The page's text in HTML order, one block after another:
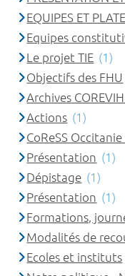
EQUIPES ET
Equipes
Le projet TIE (1)
Objectifs des FHU
Archives
Actions (1)
CoReSS
Présentation (1)
Dépistage (1)
Présentation (1)
Formations,
Modalités de
Ecoles et instituts